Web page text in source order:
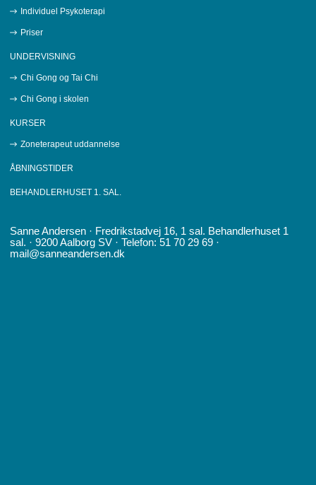
Individuel Psykoterapi
Priser
UNDERVISNING
Chi Gong og Tai Chi
Chi Gong i skolen
KURSER
Zoneterapeut uddannelse
ÅBNINGSTIDER
BEHANDLERHUSET 1. SAL.
Sanne Andersen · Fredrikstadvej 16, 1 sal. Behandlerhuset 1
sal. · 9200 Aalborg SV · Telefon: 51 70 29 69 ·
mail@sanneandersen.dk